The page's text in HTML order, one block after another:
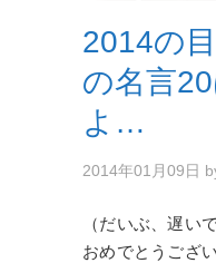
2014の
の名言
よ…
2014年01月09日
（だいぶ、遅い
おめでとうござ